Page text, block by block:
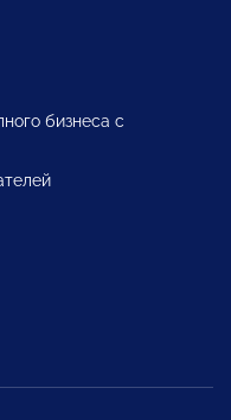
бизнеса с